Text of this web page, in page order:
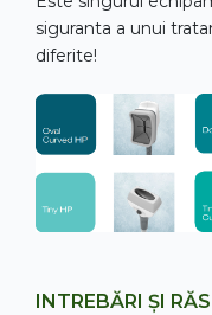
siguranta a unui
diferite!
INTREBĂRI ȘI